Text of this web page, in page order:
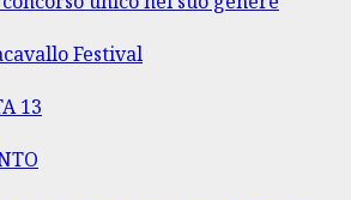
Festival
13